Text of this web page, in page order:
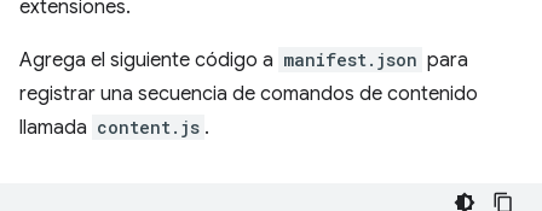
extensiones.
Agrega el siguiente código a manifest.json para
registrar una secuencia de comandos de contenido
llamada content.js .